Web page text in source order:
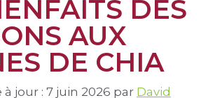
DES
AUX
DE CHIA
jour : 7 juin 2026 par David